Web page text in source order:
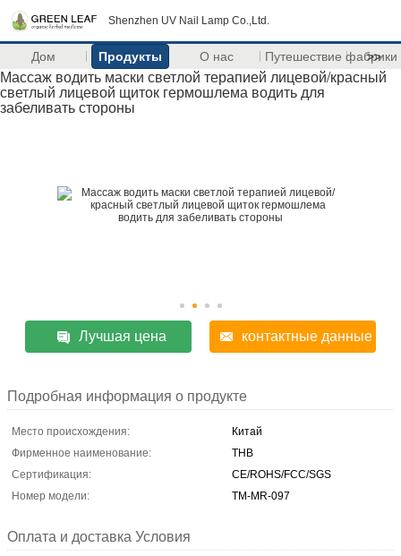
Shenzhen UV Nail Lamp Co.,Ltd.
Дом Продукты О нас Путешествие фабрики
>>
Массаж водить маски светлой терапией лицевой/красный
светлый лицевой щиток гермошлема водить для
забеливать стороны
Лучшая цена контактные данные
Подробная информация о продукте
Место происхождения:
Китай
Фирменное наименование:
THB
Сертификация:
CE/ROHS/FCC/SGS
Номер модели:
TM-MR-097
Оплата и доставка Условия